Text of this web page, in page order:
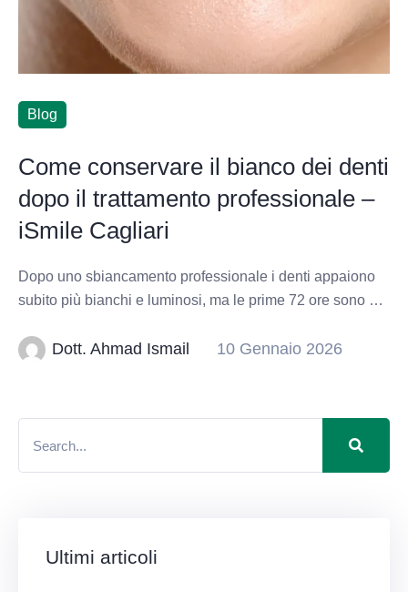
Blog
Come conservare il bianco dei denti
dopo il trattamento professionale –
iSmile Cagliari
Dopo uno sbiancamento professionale i denti appaiono
subito più bianchi e luminosi, ma le prime 72 ore sono …
Dott. Ahmad Ismail 10 Gennaio 2026
Ultimi articoli